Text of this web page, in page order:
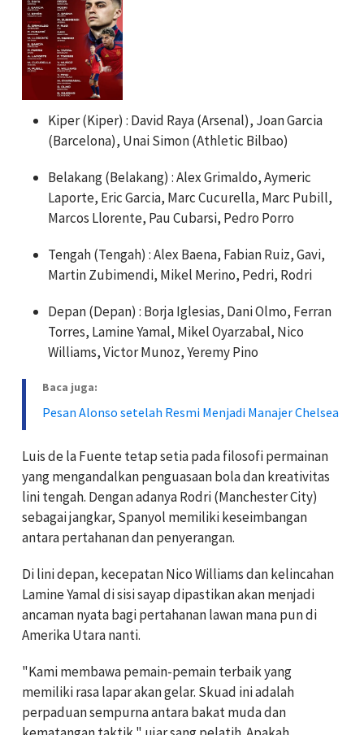
Kiper (Kiper) : David Raya (Arsenal), Joan Garcia
(Barcelona), Unai Simon (Athletic Bilbao)
Belakang (Belakang) : Alex Grimaldo, Aymeric
Laporte, Eric Garcia, Marc Cucurella, Marc Pubill,
Marcos Llorente, Pau Cubarsi, Pedro Porro
Tengah (Tengah) : Alex Baena, Fabian Ruiz, Gavi,
Martin Zubimendi, Mikel Merino, Pedri, Rodri
Depan (Depan) : Borja Iglesias, Dani Olmo, Ferran
Torres, Lamine Yamal, Mikel Oyarzabal, Nico
Williams, Victor Munoz, Yeremy Pino
Baca juga:
Pesan Alonso setelah Resmi Menjadi Manajer Chelsea
Luis de la Fuente tetap setia pada filosofi permainan
yang mengandalkan penguasaan bola dan kreativitas
lini tengah. Dengan adanya Rodri (Manchester City)
sebagai jangkar, Spanyol memiliki keseimbangan
antara pertahanan dan penyerangan.
Di lini depan, kecepatan Nico Williams dan kelincahan
Lamine Yamal di sisi sayap dipastikan akan menjadi
ancaman nyata bagi pertahanan lawan mana pun di
Amerika Utara nanti.
"Kami membawa pemain-pemain terbaik yang
memiliki rasa lapar akan gelar. Skuad ini adalah
perpaduan sempurna antara bakat muda dan